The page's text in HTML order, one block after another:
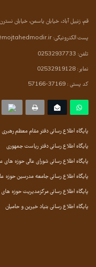
قم، زنبیل آباد، خیابان یاسمن، خیابان نسترن، کوچه
پست الکترونیکی:
تلفن: 02532937733
نمابر: 02532919128
کد پستی : 37169-57166
پایگاه اطلاع رسانی دفتر مقام معظم رهبری
پایگاه اطلاع رسانی دفتر ریاست جمهوری
پایگاه اطلاع رسانی شورای عالی حوزه های
پایگاه اطلاع رسانی جامعه مدرسین حوزه
پایگاه اطلاع رسانی مرکزمدیریت حوزه
پایگاه اطلاع رسانی بنیاد خیرین و حامیان